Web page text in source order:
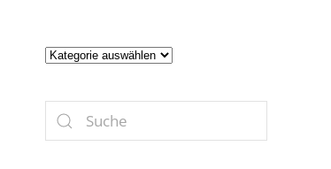
Artikel